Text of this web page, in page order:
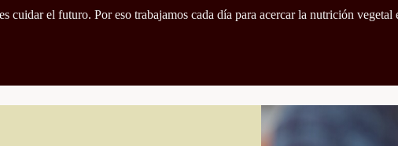
cuidar el futuro. Por eso trabajamos cada día para acercar la nutrición